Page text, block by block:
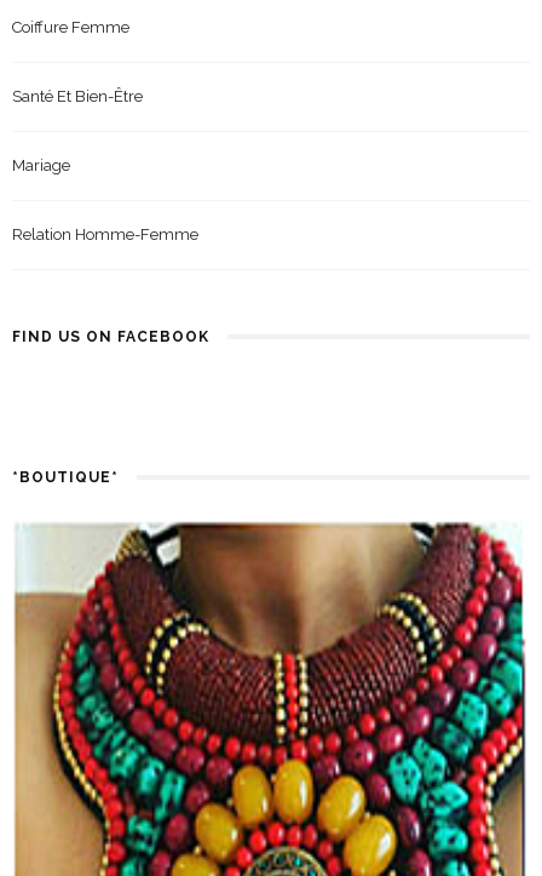
Coiffure Femme
Santé Et Bien-Être
Mariage
Relation Homme-Femme
FIND US ON FACEBOOK
*BOUTIQUE*